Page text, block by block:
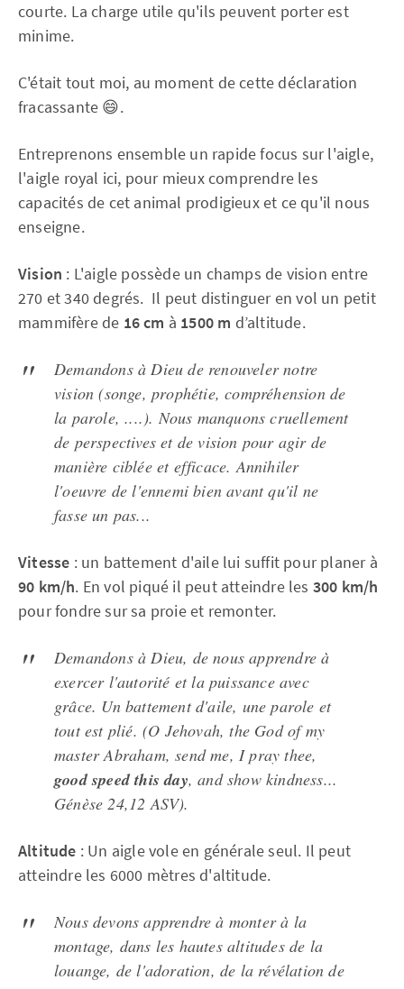
courte. La charge utile qu'ils peuvent porter est
minime.
C'était tout moi, au moment de cette déclaration
fracassante 😄.
Entreprenons ensemble un rapide focus sur l'aigle,
l'aigle royal ici, pour mieux comprendre les
capacités de cet animal prodigieux et ce qu'il nous
enseigne.
Vision : L'aigle possède un champs de vision entre
270 et 340 degrés. Il peut distinguer en vol un petit
mammifère de 16 cm à 1500 m d’altitude.
Demandons à Dieu de renouvelernotre
vision (songe, prophétie, compréhension de
la parole, ....). Nous manquons cruellement
de perspectives et de vision pour agir de
manière ciblée et efficace. Annihiler
l'oeuvre del'ennemi bien avant qu'il ne
fasse un pas...
Vitesse : un battement d'aile lui suffit pour planer à
90 km/h. En vol piqué il peut atteindre les 300 km/h
pour fondre sur sa proie et remonter.
Demandons à Dieu, de nous apprendre à
exercer l'autorité et la puissance avec
grâce. Un battement d'aile, une parole et
tout est plié. (O Jehovah, the God of my
master Abraham, send me, I pray thee,
good speed this day, and show kindness...
Génèse 24,12 ASV).
Altitude : Un aigle vole en générale seul. Il peut
atteindre les 6000 mètres d'altitude.
Nous devons apprendre à monter à la
montage, dans les hautes altitudes de la
louange, de l'adoration, de la révélation de